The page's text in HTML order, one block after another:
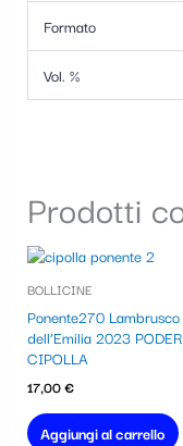
Formato
Vol. %
Prodotti
BOLLICINE
Ponente270 Lambrusco
dell’Emilia 2023
CIPOLLA
17,00€
Aggiungi al carrello